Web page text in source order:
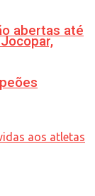
abertas até